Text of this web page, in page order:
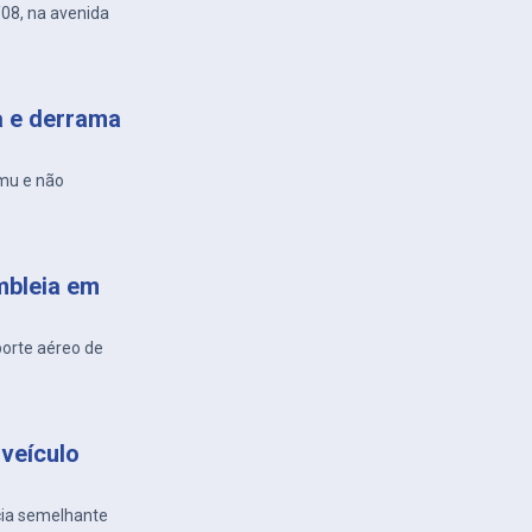
na avenida
e derrama
e não
em
aéreo de
semelhante